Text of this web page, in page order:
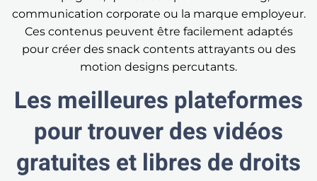
communication corporate ou la marque employeur.
Ces contenus peuvent être facilement adaptés
pour créer des snack contents attrayants ou des
motion designs percutants.
Les meilleures plateformes
pour trouver des vidéos
gratuites et libres de droits